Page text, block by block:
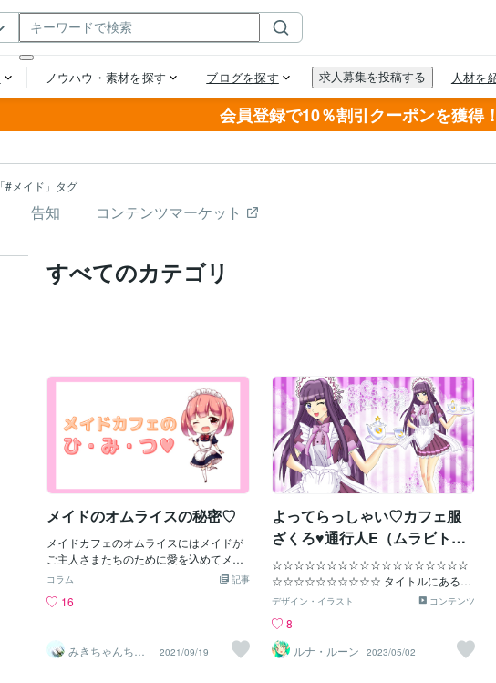
会員登録で10％割引クーポンを獲得！
「#メイド」タグ
告知 コンテンツマーケット
すべてのカテゴリ
メイドのオムライスの秘密♡
メイドカフェのオムライスにはメイドが
ご主人さまたちのために愛を込めてメッ
セージやイラストを書かせていただきま
秘密があるのです！スーパーで売ってい
ますのでメッセージやイラストが描きや
すいんです♪（笑）「器用〜♪」と言って
記事
コラム
16
みきちゃんちゃ
ん❀
2021/09/19
よってらっしゃい♡カフェ服
ざくろ♥通行人E（ムラビトE)
様感謝♥
☆☆☆☆☆☆☆☆☆☆☆☆☆☆☆☆☆☆
☆☆☆☆☆☆☆☆☆☆ タイトルにあるよ
うにこのイラストは 【絵のお仕事】をリ
援者で応援者で有償ご依頼者である 通行
人E（ムラビトE)様へのお礼としてお描
きしました 通行人E（ムラビトE)様から
コンテンツ
デザイン・イラスト
8
ルナ・ルーン
2023/05/02